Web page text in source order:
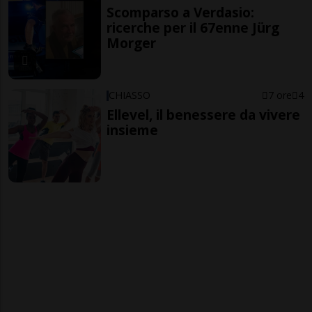
Scomparso a Verdasio:
ricerche per il 67enne Jürg
Morger
CHIASSO 7 ore 4
Ellevel, il benessere da vivere
insieme